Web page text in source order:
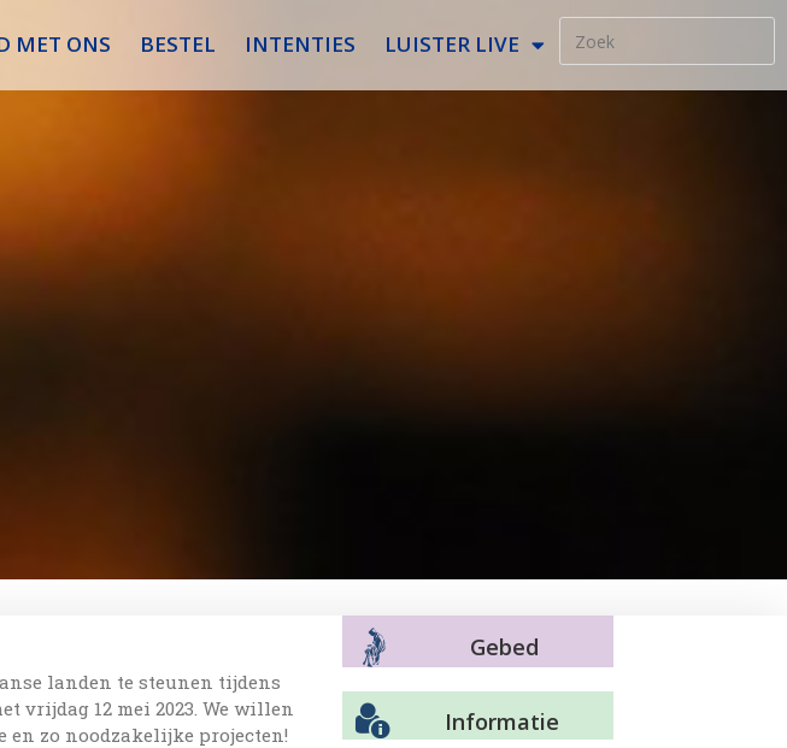
MET ONS BESTEL INTENTIES LUISTER LIVE
landen te steunen tijdens
vrijdag 12 mei 2023. We willen
en zo noodzakelijke projecten!
Gebed
Informatie